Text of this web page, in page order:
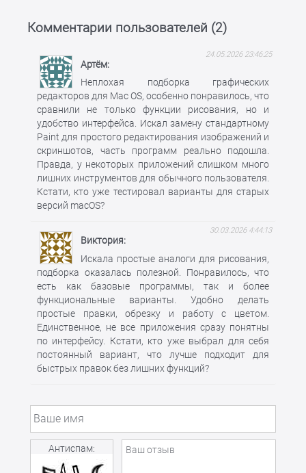
Комментарии пользователей (2)
Виктория
30.03.2026 4:44:13
Искала простые аналоги для рисования,
подборка оказалась полезной. Понравилось, что
есть как базовые программы, так и более
функциональные варианты. Удобно делать
простые правки, обрезку и работу с цветом.
Единственное, не все приложения сразу понятны
по интерфейсу. Кстати, кто уже выбрал для себя
постоянный вариант, что лучше подходит для
быстрых правок без лишних функций?
Артём
24.05.2026 23:46:25
Неплохая подборка графических
редакторов для Mac OS, особенно понравилось, что
сравнили не только функции рисования, но и
удобство интерфейса. Искал замену стандартному
Paint для простого редактирования изображений и
скриншотов, часть программ реально подошла.
Правда, у некоторых приложений слишком много
лишних инструментов для обычного пользователя.
Кстати, кто уже тестировал варианты для старых
версий macOS?
Антиспам: